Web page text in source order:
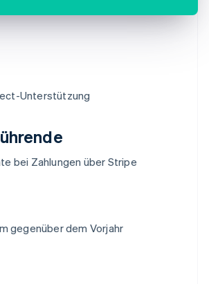
Unterstützung
bei Zahlungen über Stripe
gegenüber dem Vorjahr